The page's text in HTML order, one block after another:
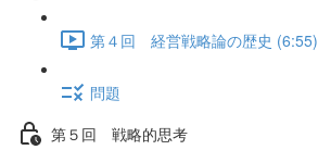
第４回 経営戦略論の歴史 (6:55)
問題
第５回 戦略的思考